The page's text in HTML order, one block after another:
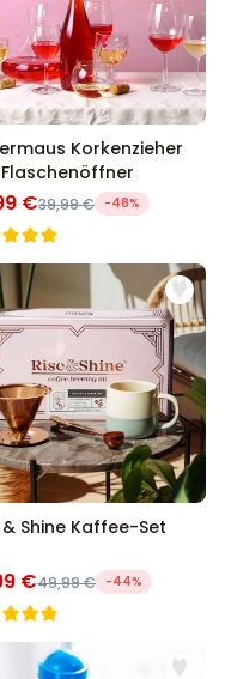
Korkenzieher
€39,99 € -48%
& Shine Kaffee-Set
€49,99 € -44%